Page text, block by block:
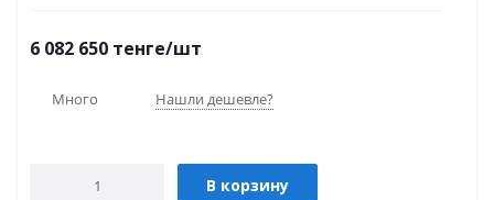
6 082 650 тенге/шт
Много Нашли дешевле?
В корзину